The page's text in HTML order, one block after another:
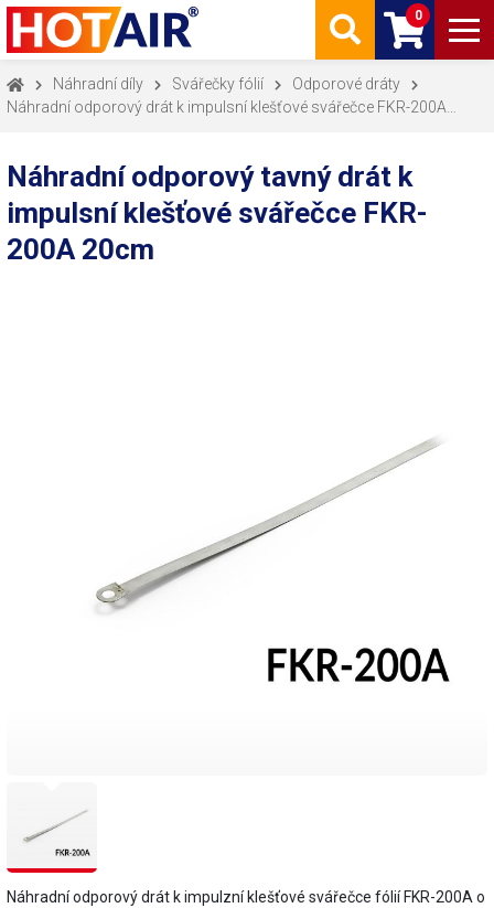
0
Náhradní díly Svářečky fólií
Odporové dráty
Náhradní odporový drát k impulsní klešťové svářečce FKR-200A
Náhradní odporový tavný drát k
impulsní klešťové svářečce FKR-
200A 20cm
Náhradní odporový drát k impulzní klešťové svářečce fólií FKR-200A o